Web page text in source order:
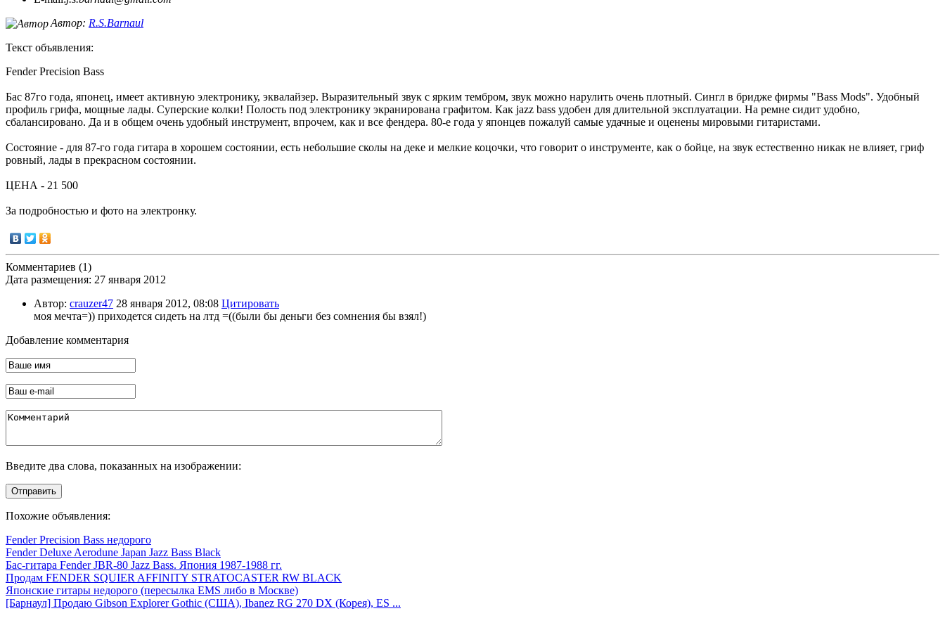
Автор: R.S.Barnaul
Текст объявления:
Fender Precision Bass
Бас 87го года, японец, имеет активную электронику, эквалайзер. Выразительный звук с ярким тембром, звук можно нарулить очень плотный. Сингл в бридже фирмы "Bass Mods". Удобный
профиль грифа, мощные лады. Суперские колки! Полость под электронику экранирована графитом. Как jazz bass удобен для длительной эксплуатации. На ремне сидит удобно,
сбалансировано. Да и в общем очень удобный инструмент, впрочем, как и все фендера. 80-е года у японцев пожалуй самые удачные и оценены мировыми гитаристами.
Состояние - для 87-го года гитара в хорошем состоянии, есть небольшие сколы на деке и мелкие коцочки, что говорит о инструменте, как о бойце, на звук естественно никак не влияет, гриф
ровный, лады в прекрасном состоянии.
ЦЕНА - 21 500
За подробностью и фото на электронку.
Комментариев (1)
Дата размещения: 27 января 2012
Автор: crauzer47 28 января 2012, 08:08 Цитировать
моя мечта=)) приходется сидеть на лтд =((были бы деньги без сомнения бы взял!)
Добавление комментария
Введите два слова, показанных на изображении:
Отправить
Похожие объявления:
Fender Precision Bass недорого
Fender Deluxe Aerodune Japan Jazz Bass Black
Бас-гитара Fender JBR-80 Jazz Bass. Япония 1987-1988 гг.
Продам FENDER SQUIER AFFINITY STRATOCASTER RW BLACK
Японские гитары недорого (пересылка EMS либо в Москве)
[Барнаул] Продаю Gibson Explorer Gothic (США), Ibanez RG 270 DX (Корея), ES ...